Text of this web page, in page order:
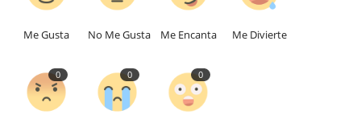
Me Gusta No Me Gusta Me Encanta Me Divierte
0 0 0